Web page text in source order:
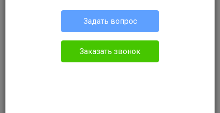
Задать вопрос
Заказать звонок